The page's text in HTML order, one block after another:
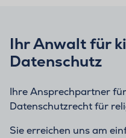
Ihr Anwalt für
Datenschutz
Ihre Ansprechpartner
Datenschutzrecht für
Sie erreichen uns am